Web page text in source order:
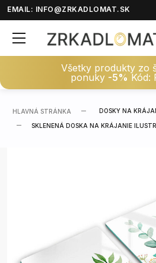
EMAIL: INFO@ZRKADLOMAT.SK
Všetky produkty zo
ponuky -5% Kód:
HLAVNÁ STRÁNKA DOSKY NA
SKLENENÁ DOSKA NA KRÁJANIE